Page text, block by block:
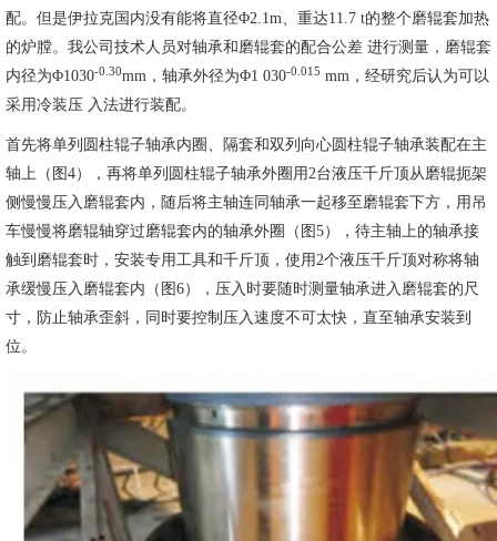
配。但是伊拉克国内没有能将直径Φ2.1m、重达11.7 t的整个磨辊套加热
的炉膛。我公司技术人员对轴承和磨辊套的配合公差 进行测量，磨辊套
内径为Φ1030-0.30mm，轴承外径为Φ1 030-0.015 mm，经研究后认为可以
采用冷装压 入法进行装配。
首先将单列圆柱辊子轴承内圈、隔套和双列向心圆柱辊子轴承装配在主
轴上（图4），再将单列圆柱辊子轴承外圈用2台液压千斤顶从磨辊扼架
侧慢慢压入磨辊套内，随后将主轴连同轴承一起移至磨辊套下方，用吊
车慢慢将磨辊轴穿过磨辊套内的轴承外圈（图5），待主轴上的轴承接
触到磨辊套时，安装专用工具和千斤顶，使用2个液压千斤顶对称将轴
承缓慢压入磨辊套内（图6），压入时要随时测量轴承进入磨辊套的尺
寸，防止轴承歪斜，同时要控制压入速度不可太快，直至轴承安装到
位。